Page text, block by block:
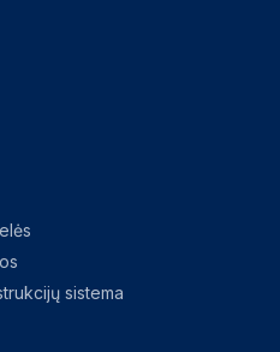
sistema